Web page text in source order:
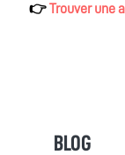
👉Trouver une
BLOG